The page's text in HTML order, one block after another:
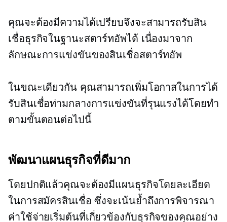
คุณจะต้องมีความได้เปรียบจึงจะสามารถรับสิน
เชื่อธุรกิจในฐานะสตาร์ทอัพได้ เนื่องมาจาก
ลักษณะการแข่งขันของสินเชื่อสตาร์ทอัพ
ในขณะเดียวกัน คุณสามารถเพิ่มโอกาสในการได้
รับสินเชื่อท่ามกลางการแข่งขันที่รุนแรงได้โดยทำ
ตามขั้นตอนต่อไปนี้
พัฒนาแผนธุรกิจที่ดีมาก
โดยปกติแล้วคุณจะต้องมีแผนธุรกิจโดยละเอียด
ในการสมัครสินเชื่อ ซึ่งจะเน้นย้ำถึงการพิจารณา
ค่าใช้จ่ายเริ่มต้นที่เกี่ยวข้องกับธุรกิจของคุณอย่าง